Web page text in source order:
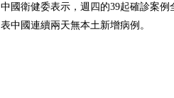
中國衛健委表示，週四的39起確診案
表中國連續兩天無本土新增病例。